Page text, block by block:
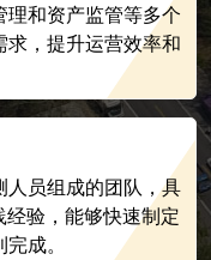
和资产监管等多个
，提升运营效率和
人员组成的团队，具
验，能够快速制定
成。